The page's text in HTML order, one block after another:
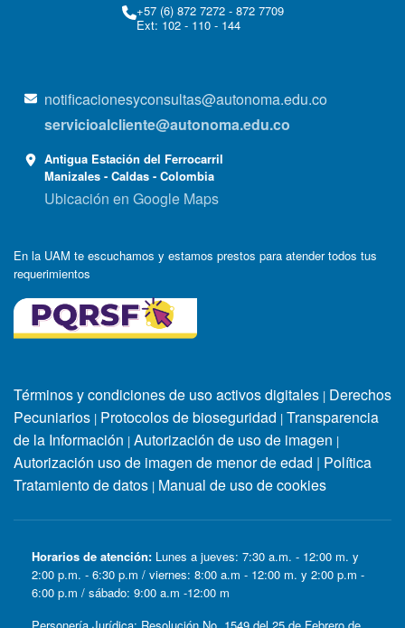
+57 (6) 872 7272 - 872 7709
Ext: 102 - 110 - 144
notificacionesyconsultas@autonoma.edu.co
servicioalcliente@autonoma.edu.co
Antigua Estación del Ferrocarril
Manizales - Caldas - Colombia
Ubicación en Google Maps
En la UAM te escuchamos y estamos prestos para atender todos tus
requerimientos
Términos y condiciones de uso activos digitales | Derechos
Pecuniarios | Protocolos de bioseguridad | Transparencia
de la Información | Autorización de uso de imagen |
Autorización uso de imagen de menor de edad | Política
Tratamiento de datos | Manual de uso de cookies
Horarios de atención: Lunes a jueves: 7:30 a.m. - 12:00 m. y
2:00 p.m. - 6:30 p.m / viernes: 8:00 a.m - 12:00 m. y 2:00 p.m -
6:00 p.m / sábado: 9:00 a.m -12:00 m